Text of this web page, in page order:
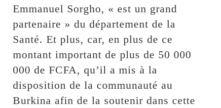
Emmanuel Sorgho, « est un grand
partenaire » du département de la
Santé. Et plus, car, en plus de ce
montant important de plus de 50 000
000 de FCFA, qu’il a mis à la
disposition de la communauté au
Burkina afin de la soutenir dans cette